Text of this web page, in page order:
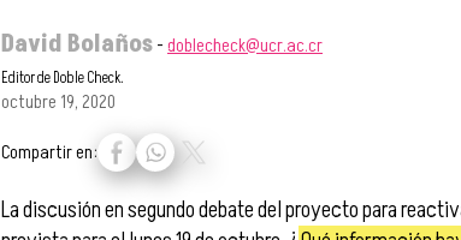
David Bolaños-doblecheck@ucr.ac.cr
Editor de Doble Check.
octubre 19, 2020
Compartir en:
La discusión en segundo debate del proyecto para